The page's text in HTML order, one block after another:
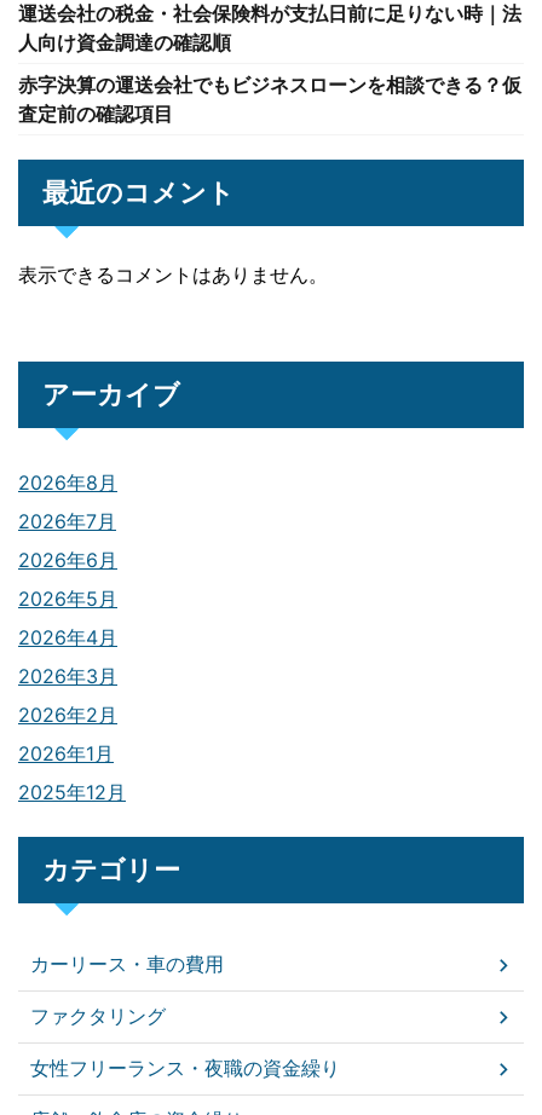
運送会社の税金・社会保険料が支払日前に足りない時｜法
人向け資金調達の確認順
赤字決算の運送会社でもビジネスローンを相談できる？仮
査定前の確認項目
最近のコメント
表示できるコメントはありません。
アーカイブ
2026年8月
2026年7月
2026年6月
2026年5月
2026年4月
2026年3月
2026年2月
2026年1月
2025年12月
カテゴリー
カーリース・車の費用
ファクタリング
女性フリーランス・夜職の資金繰り